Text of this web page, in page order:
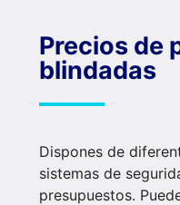
Precios de
blindadas
Dispones de
sistemas de
presupuestos.